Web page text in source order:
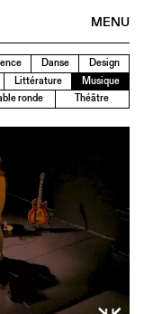
MENU
Danse
Design
Littérature
Musique
ronde Théâtre